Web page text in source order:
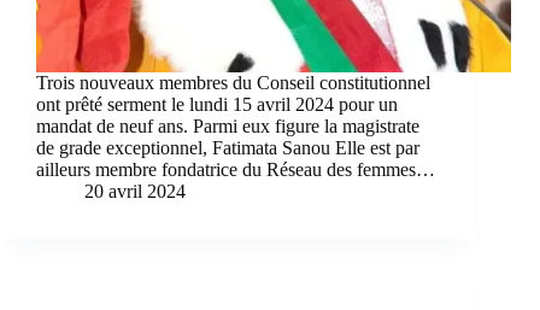
Trois nouveaux membres du Conseil constitutionnel
ont prêté serment le lundi 15 avril 2024 pour un
mandat de neuf ans. Parmi eux figure la magistrate
de grade exceptionnel, Fatimata Sanou Elle est par
ailleurs membre fondatrice du Réseau des femmes…
20 avril 2024